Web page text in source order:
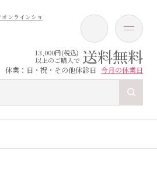
13,000円(税込)
以上のご購入で 送料無料
休業：日・祝・その他休診日 今月の休業日